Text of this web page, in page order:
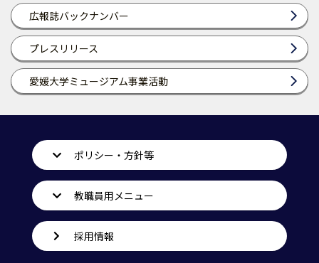
広報誌バックナンバー
プレスリリース
愛媛大学ミュージアム事業活動
ポリシー・方針等
教職員用メニュー
採用情報